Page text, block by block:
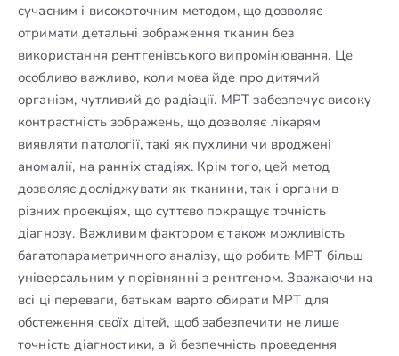
сучасним і високоточним методом, що дозволяє
отримати детальні зображення тканин без
використання рентгенівського випромінювання. Це
особливо важливо, коли мова йде про дитячий
організм, чутливий до радіації. МРТ забезпечує високу
контрастність зображень, що дозволяє лікарям
виявляти патології, такі як пухлини чи вроджені
аномалії, на ранніх стадіях. Крім того, цей метод
дозволяє досліджувати як тканини, так і органи в
різних проекціях, що суттєво покращує точність
діагнозу. Важливим фактором є також можливість
багатопараметричного аналізу, що робить МРТ більш
універсальним у порівнянні з рентгеном. Зважаючи на
всі ці переваги, батькам варто обирати МРТ для
обстеження своїх дітей, щоб забезпечити не лише
точність діагностики, а й безпечність проведення